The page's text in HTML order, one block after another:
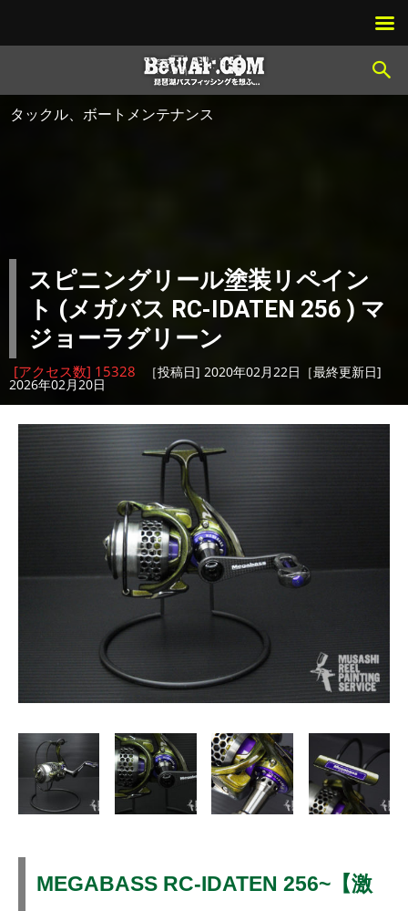
タックル、ボートメンテナンス
スピニングリール塗装リペイン
ト (メガバス RC-IDATEN 256 ) マ
ジョーラグリーン
[アクセス数] 15328 ［投稿日] 2020年02月22日［最終更新日]
2026年02月20日
MEGABASS RC-IDATEN 256~【激